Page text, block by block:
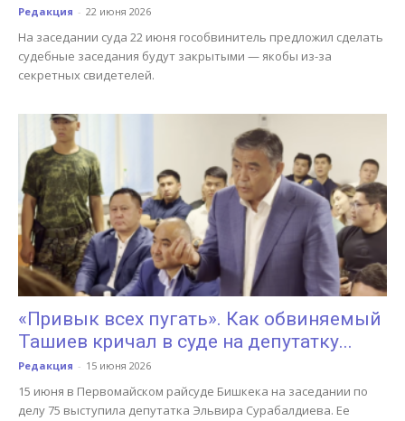
Редакция - 22 июня 2026
На заседании суда 22 июня гособвинитель предложил сделать
судебные заседания будут закрытыми — якобы из-за
секретных свидетелей.
«Привык всех пугать». Как обвиняемый
Ташиев кричал в суде на депутатку...
Редакция - 15 июня 2026
15 июня в Первомайском райсуде Бишкека на заседании по
делу 75 выступила депутатка Эльвира Сурабалдиева. Ее